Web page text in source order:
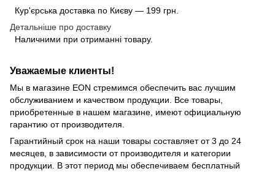
Кур'єрська доставка по Києву — 199 грн.
Детальніше про доставку
Наличними при отриманні товару.
Уважаемые клиенты!
Мы в магазине EON стремимся обеспечить вас лучшим
обслуживанием и качеством продукции. Все товары,
приобретенные в нашем магазине, имеют официальную
гарантию от производителя.
Гарантийный срок на наши товары составляет от 3 до 24
месяцев, в зависимости от производителя и категории
продукции. В этот период мы обеспечиваем бесплатный